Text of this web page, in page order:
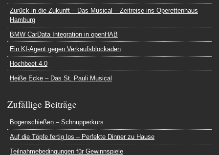
Zurück in die Zukunft – Das Musical – Zeitreise ins Operettenhaus
Hamburg
BMW CarData Integration in openHAB
Ein KI-Agent gegen Verkaufsblockaden
Hochbeet 4.0
Heiße Ecke – Das St. Pauli Musical
Zufällige Beiträge
Bogenschießen – Schnupperkurs
Auf die Töpfe fertig los – Perfekte Dinner zu Hause
Teilnahmebedingungen für Gewinnspiele